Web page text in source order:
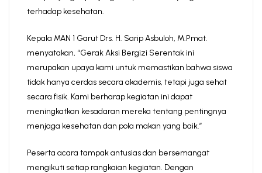
terhadap kesehatan.
Kepala MAN 1 Garut Drs. H. Sarip Asbuloh, M.Pmat.
menyatakan, “Gerak Aksi Bergizi Serentak ini
merupakan upaya kami untuk memastikan bahwa siswa
tidak hanya cerdas secara akademis, tetapi juga sehat
secara fisik. Kami berharap kegiatan ini dapat
meningkatkan kesadaran mereka tentang pentingnya
menjaga kesehatan dan pola makan yang baik.”
Peserta acara tampak antusias dan bersemangat
mengikuti setiap rangkaian kegiatan. Dengan